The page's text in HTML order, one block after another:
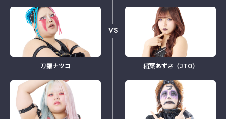
刀羅ナツコ
VS
稲葉あずさ（JTO）